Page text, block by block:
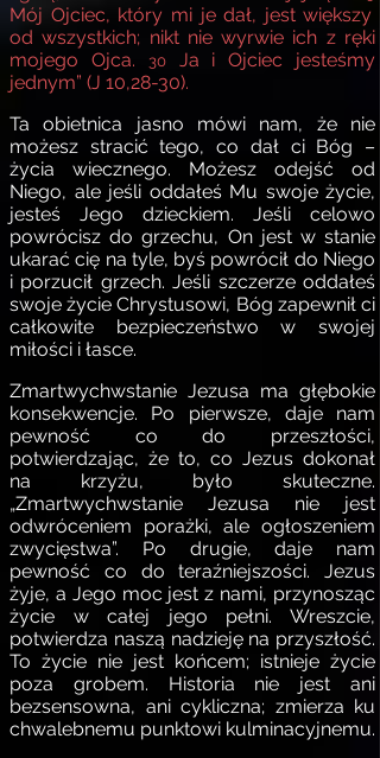
Mój Ojciec, który mi je dał, jest większy
od wszystkich; nikt nie wyrwie ich z ręki
mojego Ojca.
30Ja i Ojciec jesteśmy
jednym” (J 10,28-30).
Ta obietnica jasno mówi nam, że nie
możesz stracić tego, co dał ci Bóg –
życia wiecznego. Możesz odejść od
Niego, ale jeśli oddałeś Mu swoje życie,
jesteś Jego dzieckiem. Jeśli celowo
powrócisz do grzechu, On jest w stanie
ukarać cię na tyle, byś powrócił do Niego
i porzucił grzech. Jeśli szczerze oddałeś
swoje życie Chrystusowi, Bóg zapewnił ci
całkowite bezpieczeństwo w swojej
miłości i łasce.
Zmartwychwstanie Jezusa ma głębokie
konsekwencje. Po pierwsze, daje nam
pewność co do przeszłości,
potwierdzając, że to, co Jezus dokonał
na krzyżu, było skuteczne.
„Zmartwychwstanie Jezusa nie jest
odwróceniem porażki, ale ogłoszeniem
zwycięstwa”. Po drugie, daje nam
pewność co do teraźniejszości. Jezus
żyje, a Jego moc jest z nami, przynosząc
życie w całej jego pełni. Wreszcie,
potwierdza naszą nadzieję na przyszłość.
To życie nie jest końcem; istnieje życie
poza grobem. Historia nie jest ani
bezsensowna, ani cykliczna; zmierza ku
chwalebnemu punktowi kulminacyjnemu.